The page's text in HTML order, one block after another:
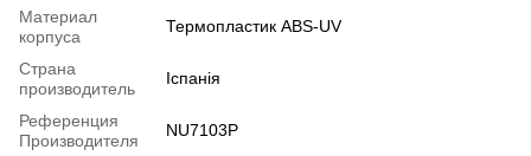
Материал
корпуса
Термопластик ABS-UV
Страна
производитель
Іспанія
Референция
Производителя
NU7103P